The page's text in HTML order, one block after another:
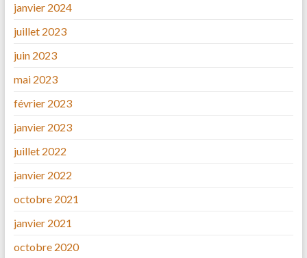
janvier 2024
juillet 2023
juin 2023
mai 2023
février 2023
janvier 2023
juillet 2022
janvier 2022
octobre 2021
janvier 2021
octobre 2020